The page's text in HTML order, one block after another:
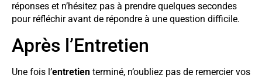
réponses et n’hésitez pas à prendre quelques secondes
pour réfléchir avant de répondre à une question difficile.
Après l’Entretien
Une fois l’entretien terminé, n’oubliez pas de remercier vos